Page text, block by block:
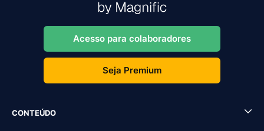
Acesso para colaboradores
Seja Premium
CONTEÚDO